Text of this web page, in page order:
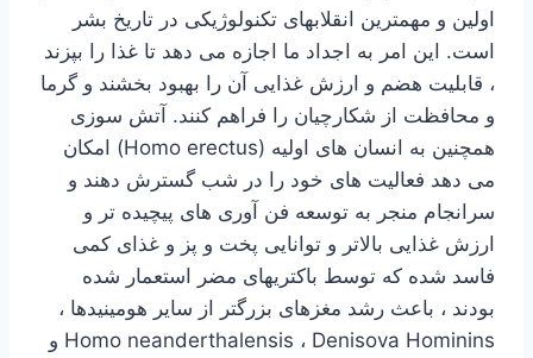
اولین و مهمترین انقلابهای تکنولوژیکی در تاریخ بشر
است. این امر به اجداد ما اجازه می دهد تا غذا را بپزند
، قابلیت هضم و ارزش غذایی آن را بهبود بخشند و گرما
و محافظت از شکارچیان را فراهم کنند. آتش سوزی
همچنین به انسان های اولیه (Homo erectus) امکان
می دهد فعالیت های خود را در شب گسترش دهند و
سرانجام منجر به توسعه فن آوری های پیچیده تر و
ارزش غذایی بالاتر و توانایی پخت و پز و غذای کمی
فاسد شده که توسط باکتریهای مضر استعمار شده
بودند ، باعث رشد مغزهای بزرگتر از سایر هومینیدها ،
Homo neanderthalensis ، Denisova Hominins و